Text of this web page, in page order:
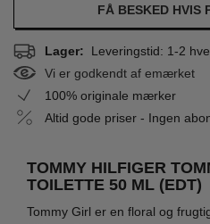
FÅ BESKED HVIS
Lager: Leveringstid: 1-2
Vi er godkendt af emærket
100% originale mærker
Altid gode priser - Ingen
TOMMY HILFIGER
TOILETTE 50 ML (EDT)
Tommy Girl er en floral og